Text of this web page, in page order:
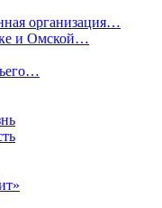
организация…
и Омской…